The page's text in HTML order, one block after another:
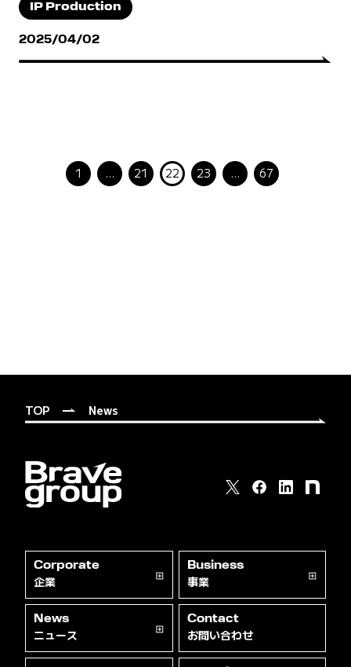
IP Production
2025/04/02
1 … 21 22 23 … 67
TOP News
Corporate
企業
Business
事業
News
ニュース
Contact
お問い合わせ